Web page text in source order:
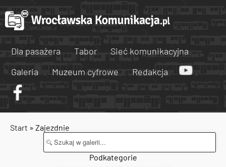
Dla pasażera Tabor
Sieć komunikacyjna
Galeria
Muzeum cyfrowe Redakcja
Start » Zajezdnie
Podkategorie